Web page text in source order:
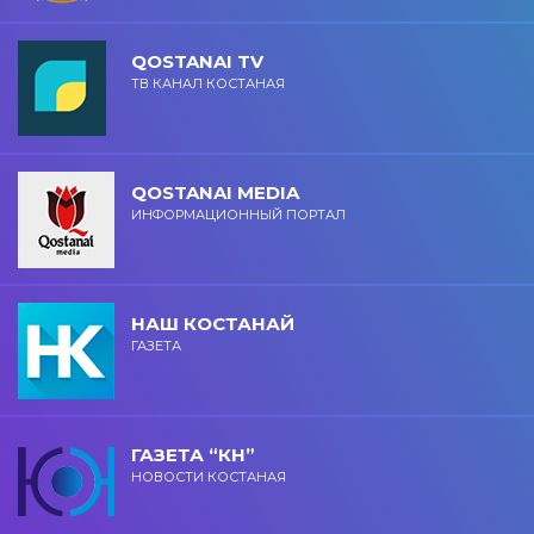
QOSTANAI TV
ТВ КАНАЛ КОСТАНАЯ
QOSTANAI MEDIA
ИНФОРМАЦИОННЫЙ ПОРТАЛ
НАШ КОСТАНАЙ
ГАЗЕТА
ГАЗЕТА “КН”
НОВОСТИ КОСТАНАЯ